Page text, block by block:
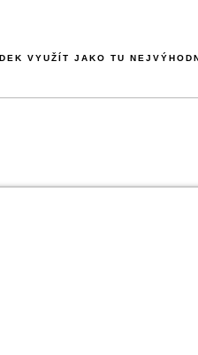
VYUŽÍT JAKO TU